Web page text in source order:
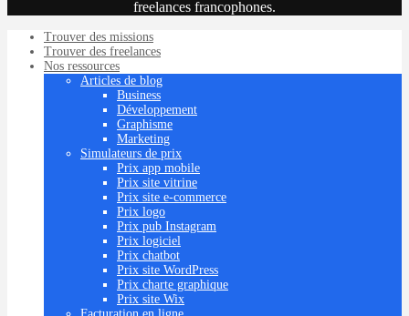
freelances francophones.
Trouver des missions
Trouver des freelances
Nos ressources
Articles de blog
Business
Développement
Graphisme
Marketing
Simulateurs de prix
Prix app mobile
Prix site vitrine
Prix site e-commerce
Prix logo
Prix pub Instagram
Prix logiciel
Prix chatbot
Prix site WordPress
Prix charte graphique
Prix site Wix